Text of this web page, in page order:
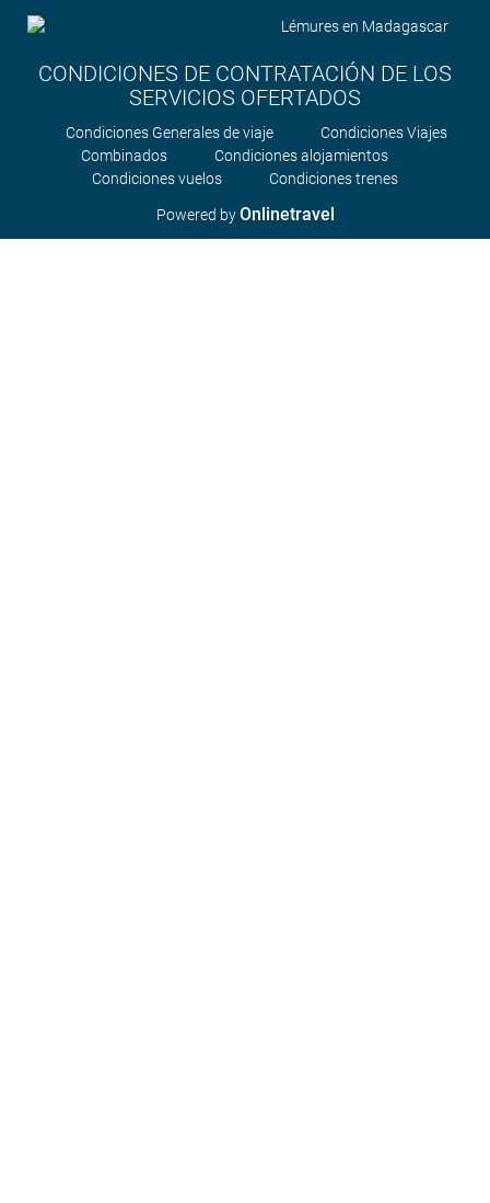
CONDICIONES DE CONTRATACIÓN DE LOS
SERVICIOS OFERTADOS
Condiciones Generales de viaje
Condiciones Viajes
Combinados
Condiciones alojamientos
Condiciones vuelos
Condiciones trenes
Powered byOnlinetravel